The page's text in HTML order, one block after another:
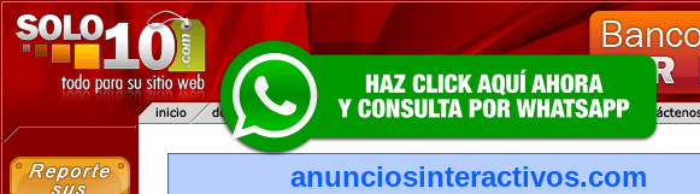
anunciosinteractivos.com